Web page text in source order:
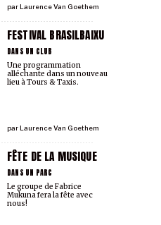
parLaurence Van Goethem
FESTIVAL BRASILBAIXU
DANS UN CLUB
parLaurence Van Goethem
Une programmation
alléchante dans un nouveau
lieu à Tours & Taxis.
FÊTE DE LA MUSIQUE
DANS UN PARC
Le groupe de Fabrice
Mukuna fera la fête avec
nous!